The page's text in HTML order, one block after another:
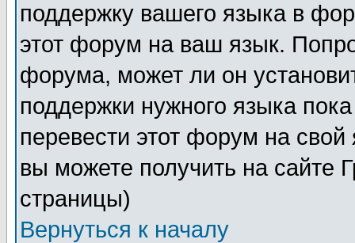
поддержку вашего языка в
этот форум на ваш язык.
форума, может ли он
поддержки нужного языка
перевести этот форум на
вы можете получить на сайте
страницы)
Вернуться к началу